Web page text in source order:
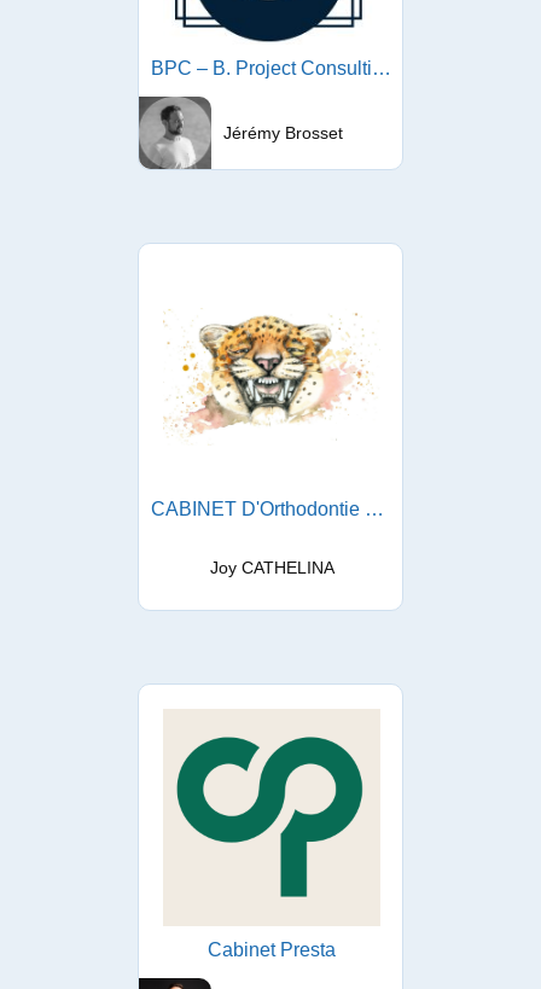
BPC – B. Project Consulting
Jérémy Brosset
CABINET D'Orthodontie du Dr Cathelina
Joy CATHELINA
Cabinet Presta